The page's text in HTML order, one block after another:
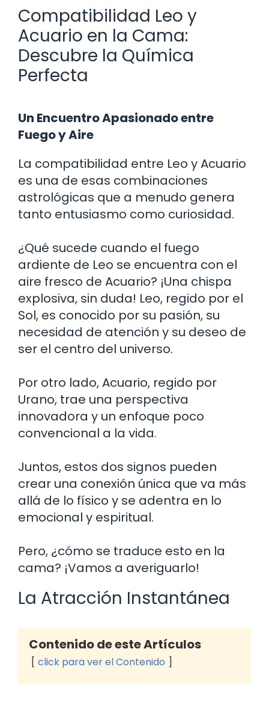
Compatibilidad Leo y
Acuario en la Cama:
Descubre la Química
Perfecta
Un Encuentro Apasionado entre
Fuego y Aire
La compatibilidad entre Leo y Acuario
es una de esas combinaciones
astrológicas que a menudo genera
tanto entusiasmo como curiosidad.
¿Qué sucede cuando el fuego
ardiente de Leo se encuentra con el
aire fresco de Acuario? ¡Una chispa
explosiva, sin duda! Leo, regido por el
Sol, es conocido por su pasión, su
necesidad de atención y su deseo de
ser el centro del universo.
Por otro lado, Acuario, regido por
Urano, trae una perspectiva
innovadora y un enfoque poco
convencional a la vida.
Juntos, estos dos signos pueden
crear una conexión única que va más
allá de lo físico y se adentra en lo
emocional y espiritual.
Pero, ¿cómo se traduce esto en la
cama? ¡Vamos a averiguarlo!
La Atracción Instantánea
Contenido de este Artículos
click para ver el Contenido